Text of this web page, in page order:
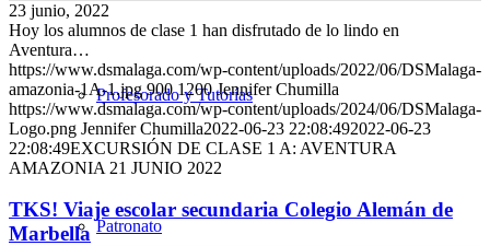
Profesorado y Tutorías
Patronato
23 junio, 2022
Hoy los alumnos de clase 1 han disfrutado de lo lindo en
Aventura…
https://www.dsmalaga.com/wp-content/uploads/2022/06/DSMalaga-
amazonia-1A-1.jpg 900 1200 Jennifer Chumilla
https://www.dsmalaga.com/wp-content/uploads/2024/06/DSMalaga-
Logo.png Jennifer Chumilla2022-06-23 22:08:492022-06-23
22:08:49EXCURSIÓN DE CLASE 1 A: AVENTURA
AMAZONIA 21 JUNIO 2022
TKS! Viaje escolar secundaria Colegio Alemán de
Marbella